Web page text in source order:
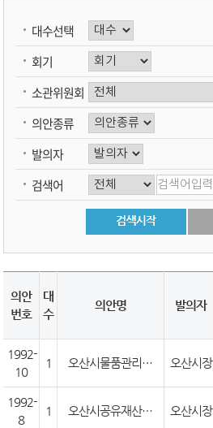
대수선택
회기
소관위원회
의안종류
발의자
검색어
의안
번호
대
수
의안명 발의자
1992-
10
1 오산시물품관리조례중개정조례안 오산시장
1992-
8
1 오산시공유재산관리조례중개정조례안 오산시장